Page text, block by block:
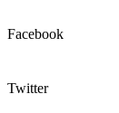
Facebook
Twitter